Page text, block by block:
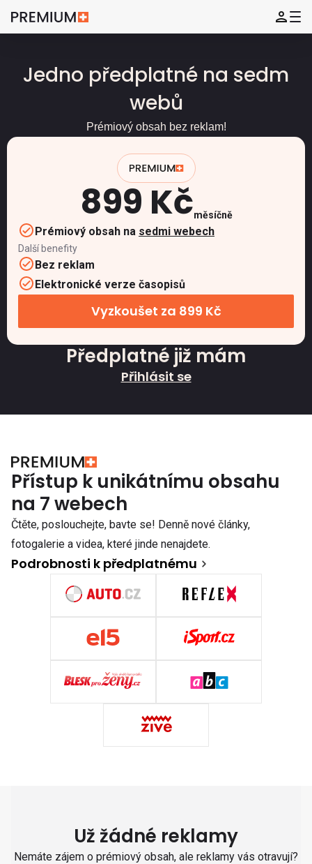
Jedno předplatné na sedm
webů
Prémiový obsah bez reklam!
899 Kčměsíčně
Prémiový obsah na sedmi webech
Další benefity
Bez reklam
Elektronické verze časopisů
Vyzkoušet za 899 Kč
Předplatné již mám
Přihlásit se
Přístup k unikátnímu obsahu
na 7 webech
Čtěte, poslouchejte, bavte se! Denně nové články,
fotogalerie a videa, které jinde nenajdete.
Podrobnosti k předplatnému
Už žádné reklamy
Nemáte zájem o prémiový obsah, ale reklamy vás otravují?